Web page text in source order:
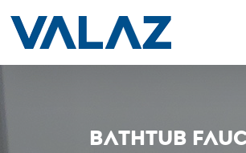
content
Bathtub